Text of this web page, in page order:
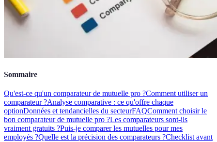
Sommaire
Qu'est-ce qu'un comparateur de mutuelle pro ?Comment utiliser un
comparateur ?Analyse comparative : ce qu'offre chaque
optionDonnées et tendancielles du secteurFAQComment choisir le
bon comparateur de mutuelle pro ?Les comparateurs sont-ils
vraiment gratuits ?Puis-je comparer les mutuelles pour mes
employés ?Quelle est la précision des comparateurs ?Checklist avant